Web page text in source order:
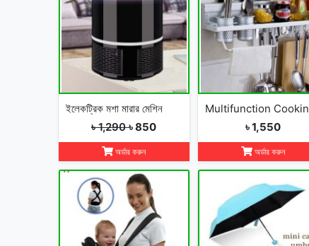
ইলেকট্রিক মশা মারার মেশিন
৳ 1,290৳ 850
অর্ডার করুন
৳ 1,550
অর্ডার করুন